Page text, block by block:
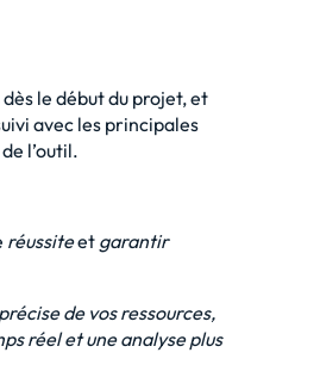
le début du projet, et
avec les principales
l’outil.
réussiteet garantir
de vos ressources,
réel et une analyse plus